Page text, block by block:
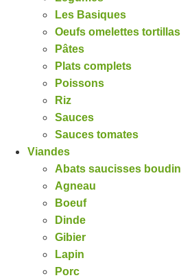
Les Basiques
Oeufs omelettes tortillas
Pâtes
Plats complets
Poissons
Riz
Sauces
Sauces tomates
Viandes
Abats saucisses boudin
Agneau
Boeuf
Dinde
Gibier
Lapin
Porc